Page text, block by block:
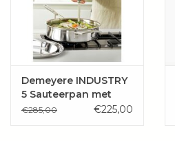
Demeyere INDUSTRY
5 Sauteerpan met
deksel 28 cm
€285,00 €225,00